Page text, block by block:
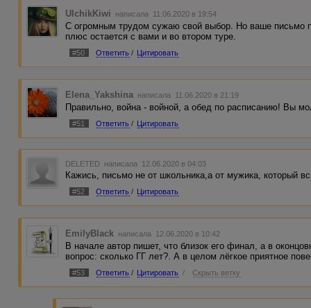
UlchikKiwi написала 11.06.2020 в 19:54
С огромным трудом сужаю свой выбор. Но ваше письмо
плюс остается с вами и во втором туре.
#50 Ответить / Цитировать
Elena_Yakshina написала 11.06.2020 в 21:19
Правильно, война - войной, а обед по расписанию! Вы
#51 Ответить / Цитировать
DELETED написала 12.06.2020 в 04:03
Кажись, письмо не от школьника,а от мужика, который
#52 Ответить / Цитировать
EmilyBlack написала 12.06.2020 в 10:42
В начале автор пишет, что близок его финал, а в
вопрос: сколько ГГ лет?. А в целом лёгкое приятное
#53 Ответить / Цитировать / Скрыть ветку